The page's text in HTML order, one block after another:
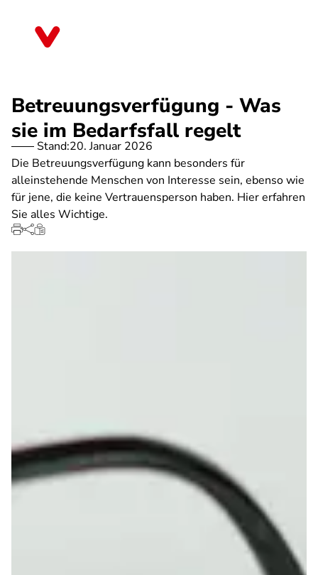
Betreuungsverfügung - Was
sie im Bedarfsfall regelt
Stand:20. Januar 2026
Die Betreuungsverfügung kann besonders für
alleinstehende Menschen von Interesse sein, ebenso wie
für jene, die keine Vertrauensperson haben. Hier erfahren
Sie alles Wichtige.